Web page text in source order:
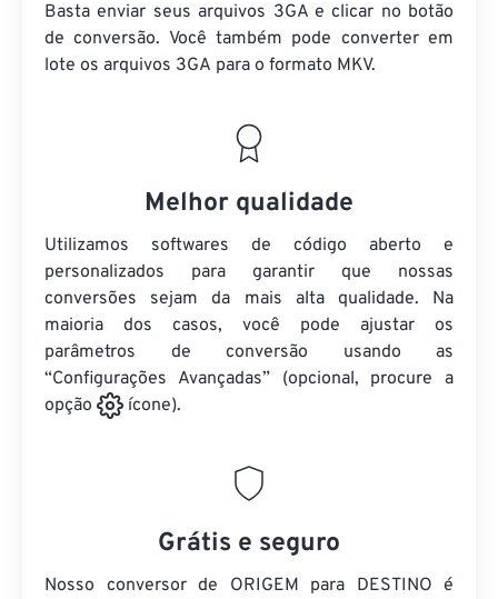
Basta enviar seus arquivos 3GA e clicar no botão
de conversão. Você também pode converter em
lote os arquivos 3GA para o formato MKV.
Melhor qualidade
Utilizamos softwares de código aberto e
personalizados para garantir que nossas
conversões sejam da mais alta qualidade. Na
maioria dos casos, você pode ajustar os
parâmetros de conversão usando as
“Configurações Avançadas” (opcional, procure a
opção
ícone).
Grátis e seguro
Nosso conversor de ORIGEM para DESTINO é